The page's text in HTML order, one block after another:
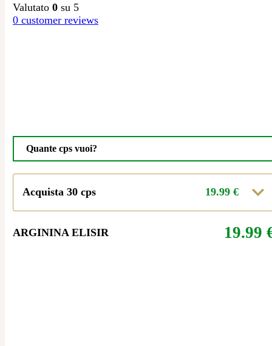
Valutato 0su 5
0customer reviews
Quante cps vuoi?
Acquista 30 cps 19.99 €
ARGININA ELISIR 19.99